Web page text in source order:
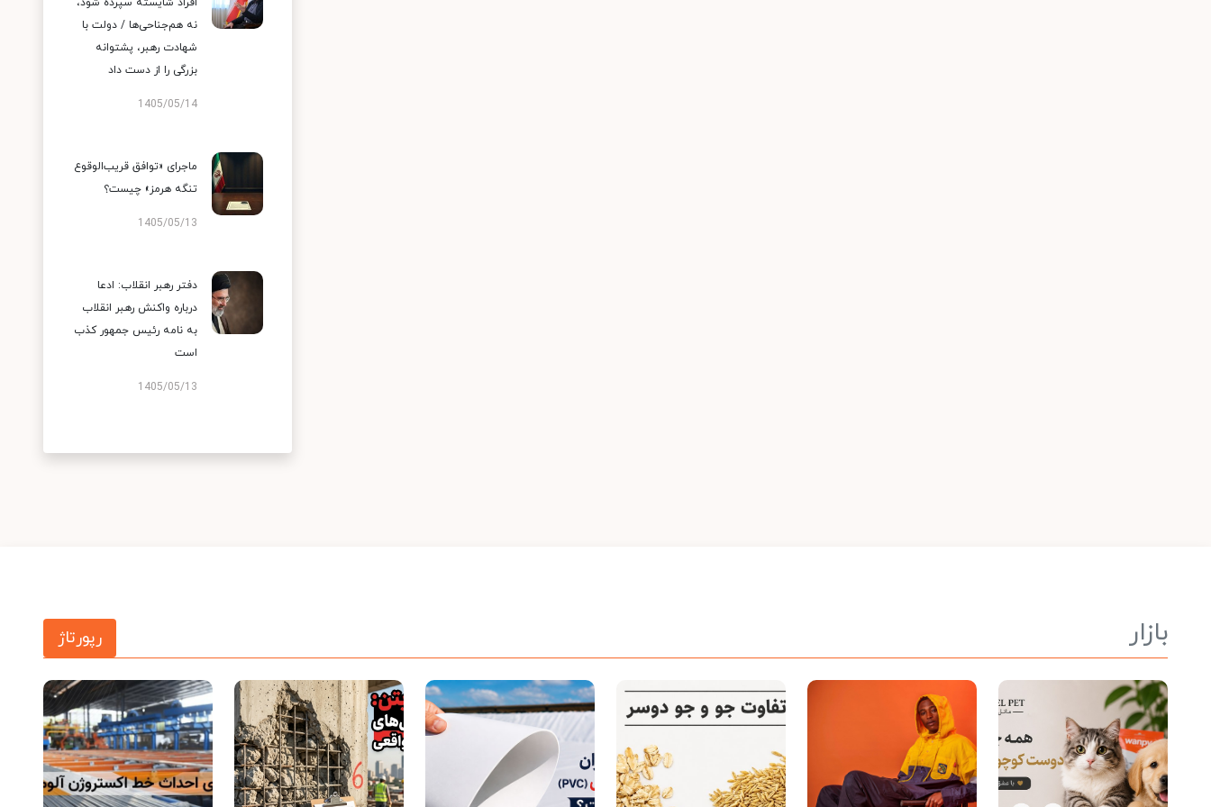
نه هم‌جناحی‌ها / دولت با
شهادت رهبر، پشتوانه
بزرگی را از دست داد
1405/05/14
ماجرای «توافق قریب‌الوقوع
تنگه هرمز» چیست؟
1405/05/13
دفتر رهبر انقلاب: ادعا
درباره واکنش رهبر انقلاب
به نامه رئیس جمهور کذب
است
1405/05/13
بازار رپورتاژ